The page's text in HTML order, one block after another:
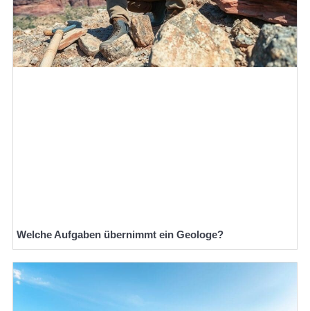
Welche Aufgaben übernimmt ein Geologe?